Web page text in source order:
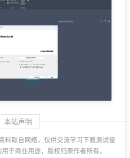
本站声明
料取自网络，仅供交流学习下载测试使
于商业用途，版权归原作者所有。